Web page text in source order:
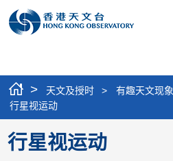
> 天文及授时 > 有趣天文现象
行星视运动
行星视运动